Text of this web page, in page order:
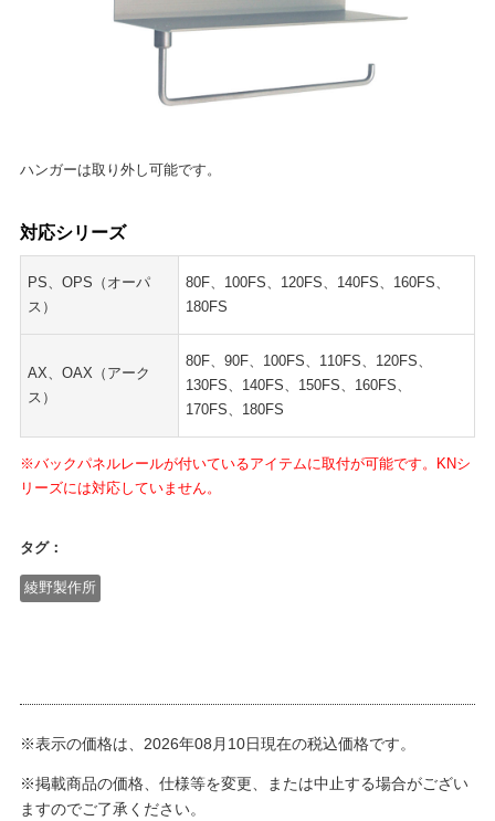
ハンガーは取り外し可能です。
対応シリーズ
PS、OPS（オーパ
ス）
80F、100FS、120FS、140FS、160FS、
180FS
AX、OAX（アーク
ス）
80F、90F、100FS、110FS、120FS、
130FS、140FS、150FS、160FS、
170FS、180FS
※バックパネルレールが付いているアイテムに取付が可能です。KNシ
リーズには対応していません。
タグ：
綾野製作所
※表示の価格は、2026年08月10日現在の税込価格です。
※掲載商品の価格、仕様等を変更、または中止する場合がござい
ますのでご了承ください。